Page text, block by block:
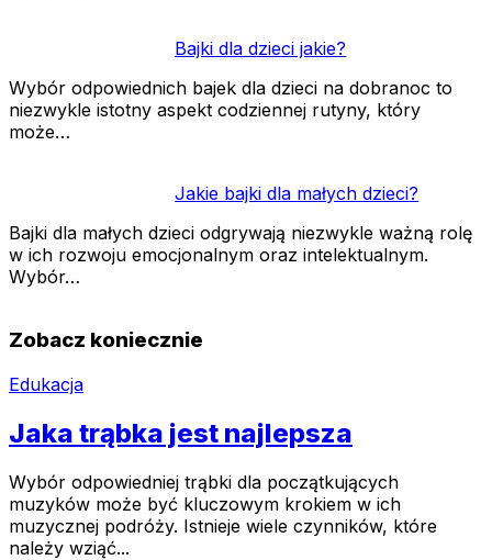
Bajki dla dzieci jakie?
Wybór odpowiednich bajek dla dzieci na dobranoc to
niezwykle istotny aspekt codziennej rutyny, który
może…
Jakie bajki dla małych dzieci?
Bajki dla małych dzieci odgrywają niezwykle ważną rolę
w ich rozwoju emocjonalnym oraz intelektualnym.
Wybór…
Zobacz koniecznie
Edukacja
Jaka trąbka jest najlepsza
Wybór odpowiedniej trąbki dla początkujących
muzyków może być kluczowym krokiem w ich
muzycznej podróży. Istnieje wiele czynników, które
należy wziąć...